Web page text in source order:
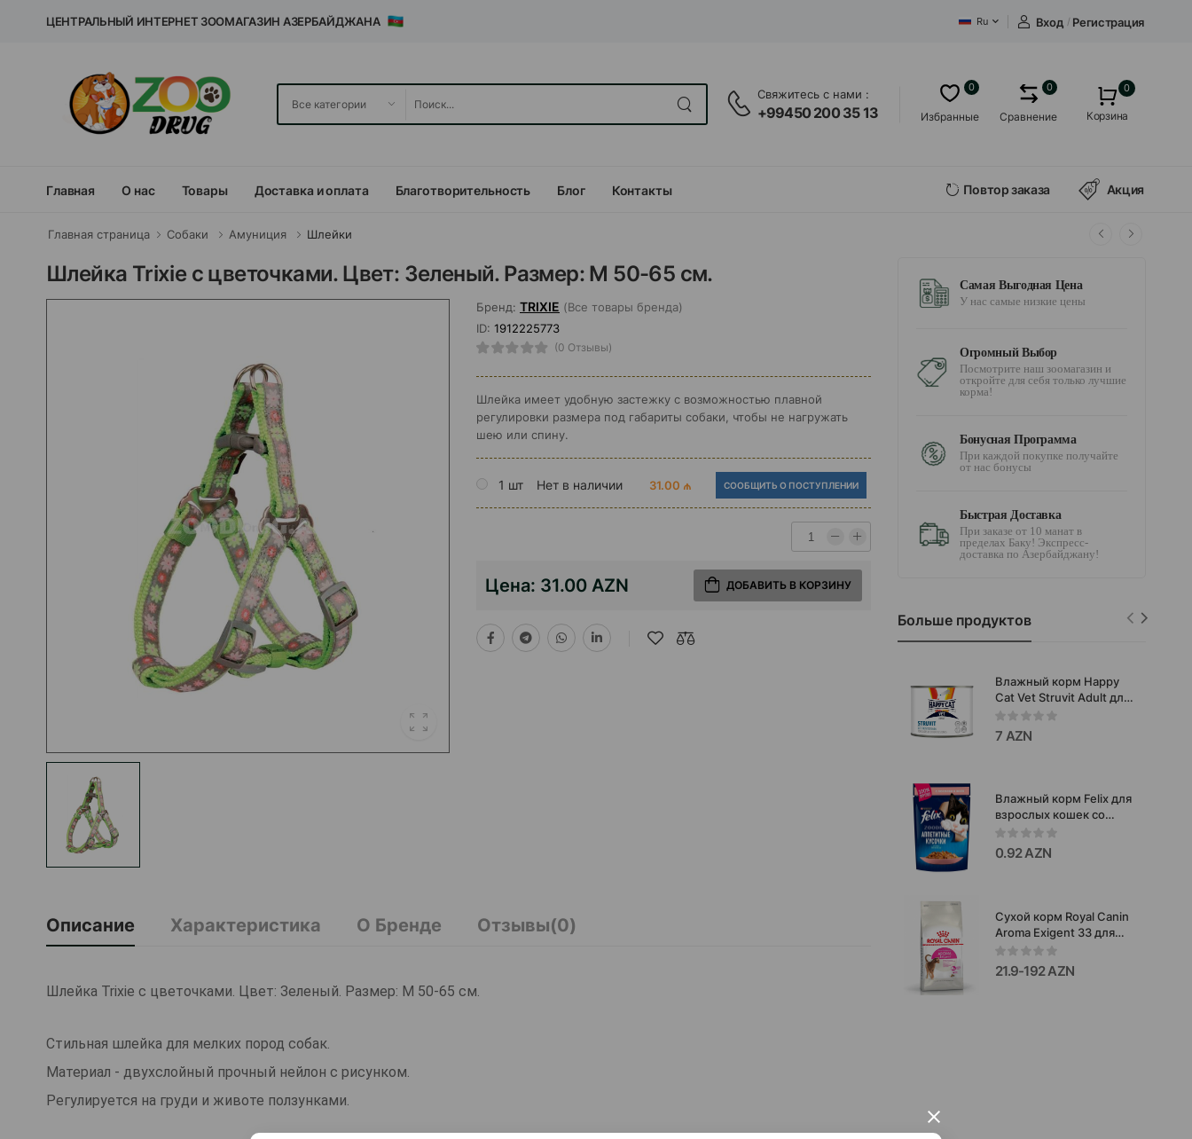
×
ЦЕНТРАЛЬНЫЙ ИНТЕРНЕТ ЗООМАГАЗИН АЗЕРБАЙДЖАНА Ru Вход / Регистрация
Свяжитесь с нами :
+99450 200 35 13 Избранные
0
Сравнение
0 0
Корзина
Главная О нас Товары Доставка и оплата Благотворительность Блог Контакты Повтор заказа Акция
Главная страница Собаки Амуниция Шлейки
Шлейка Trixie с цветочками. Цвет: Зеленый. Размер: М 50-65 см.
Бренд: TRIXIE (Все товары бренда)
ID: 1912225773
(0 Отзывы)
Шлейка имеет удобную застежку с возможностью плавной
регулировки размера под габариты собаки, чтобы не нагружать
шею или спину.
1 шт Нет в наличии 31.00 ₼ СООБЩИТЬ О ПОСТУПЛЕНИИ
Цена: 31.00 AZN ДОБАВИТЬ В КОРЗИНУ
Описание Характеристика О Бренде Отзывы(0)
Шлейка Trixie с цветочками. Цвет: Зеленый. Размер: М 50-65 см.
Стильная шлейка для мелких пород собак.
Материал - двухслойный прочный нейлон с рисунком.
Регулируется на груди и животе ползунками.
Самая Выгодная Цена
У нас самые низкие цены
Огромный Выбор
Посмотрите наш зоомагазин и
откройте для себя только лучшие
корма!
Бонусная Программа
При каждой покупке получайте
от нас бонусы
Быстрая Доставка
При заказе от 10 манат в
пределах Баку! Экспресс-
доставка по Азербайджану!
Больше продуктов
Влажный корм Happy
Cat Vet Struvit Adult для
кошек при струвитных
камнях 200 г
7 AZN
Влажный корм Felix для
взрослых кошек со
вкусом лосося в желе
75 гр #9541.
0.92 AZN
Сухой корм Royal Canin
Aroma Exigent 33 для
взрослых кошек от 1
года, привередливых к
аромату продукта 10кг
21.9-192 AZN